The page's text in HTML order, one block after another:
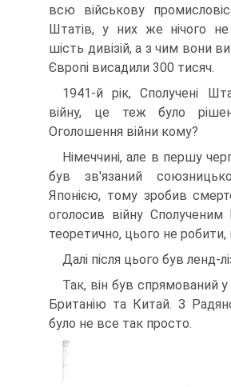
всю військову
Штатів, у них же нічого
шість дивізій, а з чим вони
Європі виса­дили 300 тисяч.
1941-й рік, Сполучені
війну, це теж було
Оголошення війни кому?
Німеччині, але в першу
був зв'яза­ний
Японією, тому зробив
оголосив війну
теоретично, цього не
Далі після цього був ленд-
Так, він був спрямований
Британію та Китай. З
було не все так просто.